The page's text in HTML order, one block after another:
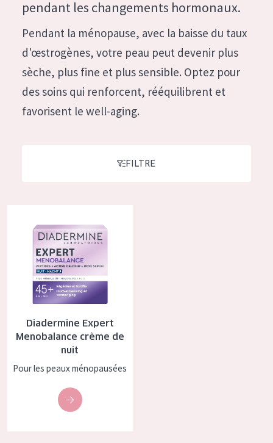
Hydratation et éclat
Réduction des rides
Régénération de la peau
Raffermissement de la peau
Peau ménopausée
Sérum
Démaquillants
COLLECTION
Lift+
TYPE DE PEAU
Peau sensible
German
Spanish
Greek
pendant les changements hormonaux.
Pendant la ménopause, avec la baisse du taux
d'œstrogènes, votre peau peut devenir plus
sèche, plus fine et plus sensible. Optez pour
des soins qui renforcent, rééquilibrent et
favorisent le well-aging.
FILTRE
Diadermine Expert
Menobalance crème de
nuit
Pour les peaux ménopausées